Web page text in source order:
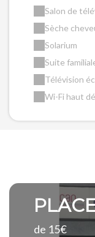
Salon de
Sèche
Solarium
Suite
Télévision
Wi-Fi haut
de 15€